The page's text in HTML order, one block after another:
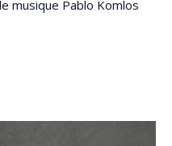
musique Pablo Komlos